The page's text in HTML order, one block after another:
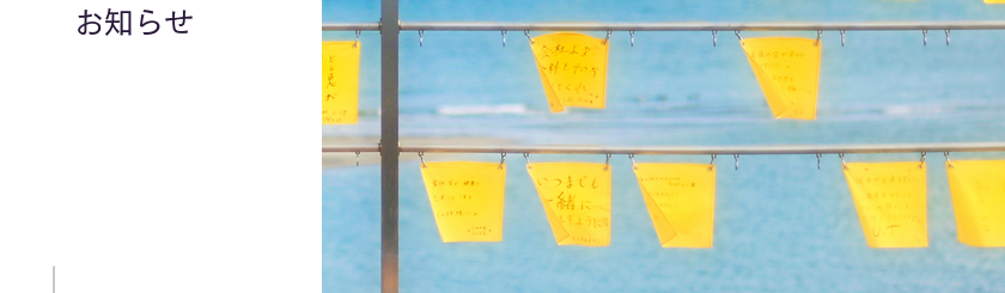
​お知らせ